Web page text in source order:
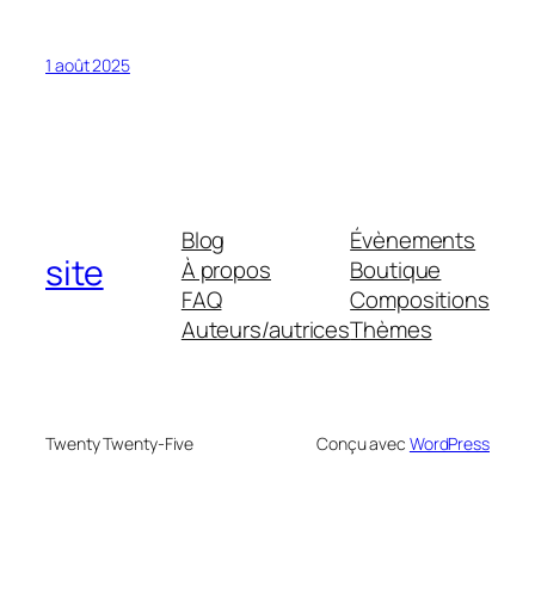
1 août 2025
site
Blog
À propos
FAQ
Auteurs/autrices
Évènements
Boutique
Compositions
Thèmes
Twenty Twenty-Five Conçu avec WordPress